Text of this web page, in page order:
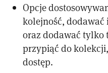
Opcje
kolejność, dodawać
oraz dodawać tylko
przypiąć do
dostęp.